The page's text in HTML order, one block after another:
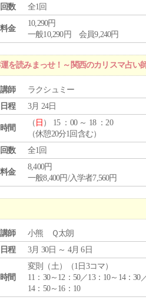
回数 全1回
料金
10,290円
一般10,290円 会員9,240円
を読みまっせ！～関西のカリスマ占い
講師
ラクシュミー
日程
3月 24日
時間
（ 日 ） 15 ：00 ～ 18 ：20
（休憩20分1回含む）
回数
全1回
料金
8,400円
一般8,400円/入学者7,560円
講師
小熊 Ｑ太朗
日程
3月 30日 ～ 4月 6日
時間
変則（土）（1日3コマ）
11：30～12：50／13：10～14：30
14：50～16：10